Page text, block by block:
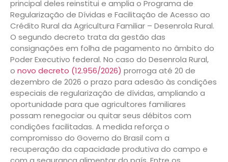
principal deles reinstitui e amplia o Programa de
Regularização de Dívidas e Facilitação de Acesso ao
Crédito Rural da Agricultura Familiar – Desenrola Rural.
O segundo decreto trata da gestão das
consignações em folha de pagamento no âmbito do
Poder Executivo federal. No caso do Desenrola Rural,
o novo decreto (12.956/2026) prorroga até 20 de
dezembro de 2026 o prazo para adesão às condições
especiais de regularização de dívidas, ampliando a
oportunidade para que agricultores familiares
possam renegociar ou quitar seus débitos com
condições facilitadas. A medida reforça o
compromisso do Governo do Brasil com a
recuperação da capacidade produtiva do campo e